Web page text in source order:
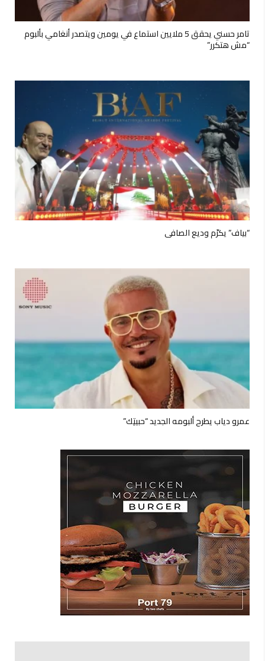
تامر حسني يحقق 5 ملايين استماع في يومين ويتصدر أنغامي بألبوم
“مش هتكرر”
“بياف” يكرّم وديع الصافي
عمرو دياب يطرح ألبومه الجديد “حبيتِك”